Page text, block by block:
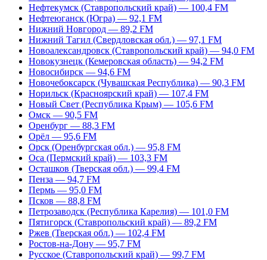
Нефтекумск (Ставропольский край) — 100,4 FM
Нефтеюганск (Югра) — 92,1 FM
Нижний Новгород — 89,2 FM
Нижний Тагил (Свердловская обл.) — 97,1 FM
Новоалександровск (Ставропольский край) — 94,0 FM
Новокузнецк (Кемеровская область) — 94,2 FM
Новосибирск — 94,6 FM
Новочебоксарск (Чувашская Республика) — 90,3 FM
Норильск (Красноярский край) — 107,4 FM
Новый Свет (Республика Крым) — 105,6 FM
Омск — 90,5 FM
Оренбург — 88,3 FM
Орёл — 95,6 FM
Орск (Оренбургская обл.) — 95,8 FM
Оса (Пермский край) — 103,3 FM
Осташков (Тверская обл.) — 99,4 FM
Пенза — 94,7 FM
Пермь — 95,0 FM
Псков — 88,8 FM
Петрозаводск (Республика Карелия) — 101,0 FM
Пятигорск (Ставропольский край) — 89,2 FM
Ржев (Тверская обл.) — 102,4 FM
Ростов-на-Дону — 95,7 FM
Русское (Ставропольский край) — 99,7 FM